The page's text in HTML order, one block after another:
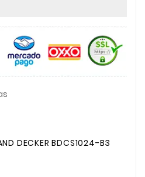
DECKER BDCS1024-B3